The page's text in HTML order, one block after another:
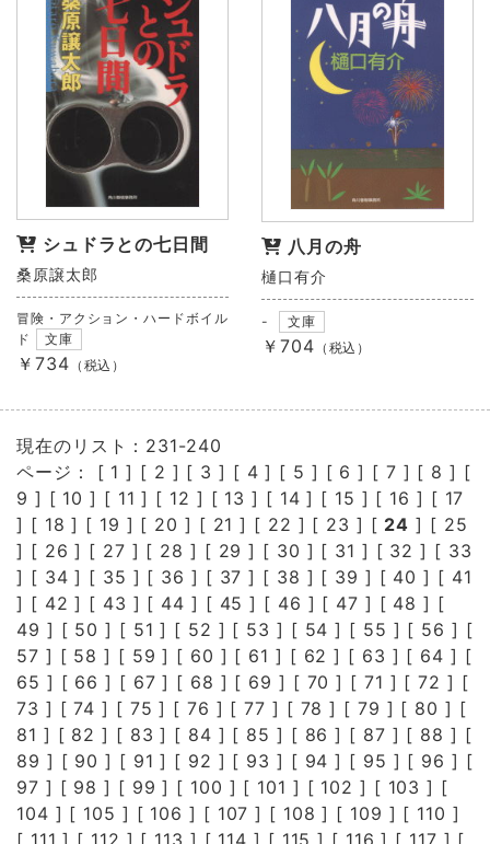
シュドラとの七日間
桑原譲太郎
冒険・アクション・ハードボイル
ド
文庫
￥734 （税込）
八月の舟
樋口有介
- 文庫
￥704 （税込）
現在のリスト：231-240
ページ： [ 1 ] [ 2 ] [ 3 ] [ 4 ] [ 5 ] [ 6 ] [ 7 ] [ 8 ] [
9 ] [ 10 ] [ 11 ] [ 12 ] [ 13 ] [ 14 ] [ 15 ] [ 16 ] [ 17
] [ 18 ] [ 19 ] [ 20 ] [ 21 ] [ 22 ] [ 23 ] [ 24 ] [ 25
] [ 26 ] [ 27 ] [ 28 ] [ 29 ] [ 30 ] [ 31 ] [ 32 ] [ 33
] [ 34 ] [ 35 ] [ 36 ] [ 37 ] [ 38 ] [ 39 ] [ 40 ] [ 41
] [ 42 ] [ 43 ] [ 44 ] [ 45 ] [ 46 ] [ 47 ] [ 48 ] [
49 ] [ 50 ] [ 51 ] [ 52 ] [ 53 ] [ 54 ] [ 55 ] [ 56 ] [
57 ] [ 58 ] [ 59 ] [ 60 ] [ 61 ] [ 62 ] [ 63 ] [ 64 ] [
65 ] [ 66 ] [ 67 ] [ 68 ] [ 69 ] [ 70 ] [ 71 ] [72 ] [
73 ] [74 ] [ 75 ] [ 76 ] [77 ] [ 78 ] [ 79 ] [ 80 ] [
81 ] [ 82 ] [ 83 ] [ 84 ] [ 85 ] [ 86 ] [ 87 ] [ 88 ] [
89 ] [ 90 ] [ 91 ] [ 92 ] [ 93 ] [ 94 ] [ 95 ] [ 96 ] [
97 ] [ 98 ] [ 99 ] [ 100 ] [ 101 ] [ 102 ] [ 103 ] [
104 ] [ 105 ] [ 106 ] [ 107 ] [ 108 ] [ 109 ] [ 110 ]